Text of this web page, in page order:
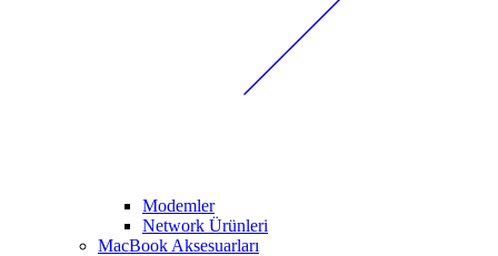
Modemler
Network Ürünleri
MacBook Aksesuarları